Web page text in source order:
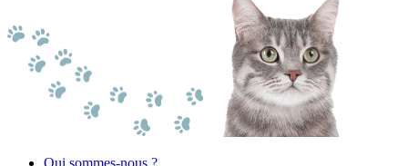
Qui sommes-nous ?